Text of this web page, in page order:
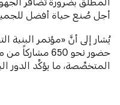
أجل صُنع حياة أفضل
يُشار إلى أنَّ «مؤتمر البنية
حضور نحو 650
المتخصِّصة، ما يؤكِّد الدور